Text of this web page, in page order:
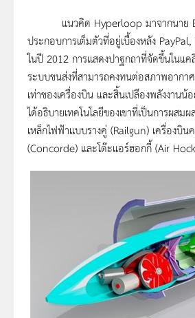
แนวคิด Hyperloop มาจากนาย
ประกอบการเต็มตัวที่อยู่เบื้องหลัง
ในปี 2012 การแสดงปาฐกถาที่จัดขึ้นในแค
ระบบขนส่งที่สามารถคงทนต่อสภาพอากา
เท่าของเครื่องบิน และสิ้นเปลืองพลังงานน้
ได้อธิบายเทคโนโลยีของเขาที่เป็นการผสม
เหล็กไฟฟ้าแบบรางคู่ (Railgun) เครื่องบิน
(Concorde) และโต๊ะแอร์ฮอกกี้ (Air